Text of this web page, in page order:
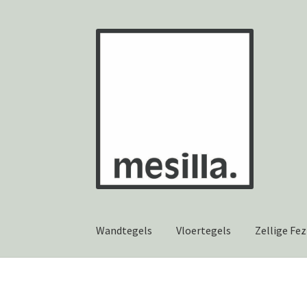
Ga
Ga
Wandtegels Vloertegels Zellige Fez